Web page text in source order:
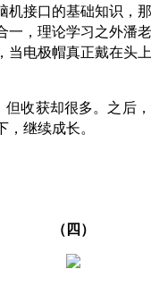
机接口的基础知识，
一，理论学习之外潘
当电极帽真正戴在头
但收获却很多。之后
继续成长。
（四）